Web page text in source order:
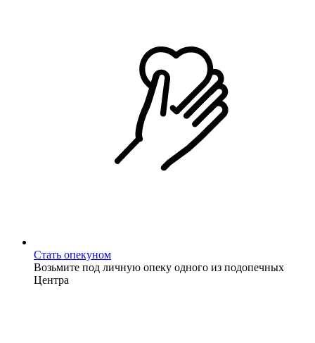
Стать опекуном
Возьмите под личную опеку одного из подопечных
Центра